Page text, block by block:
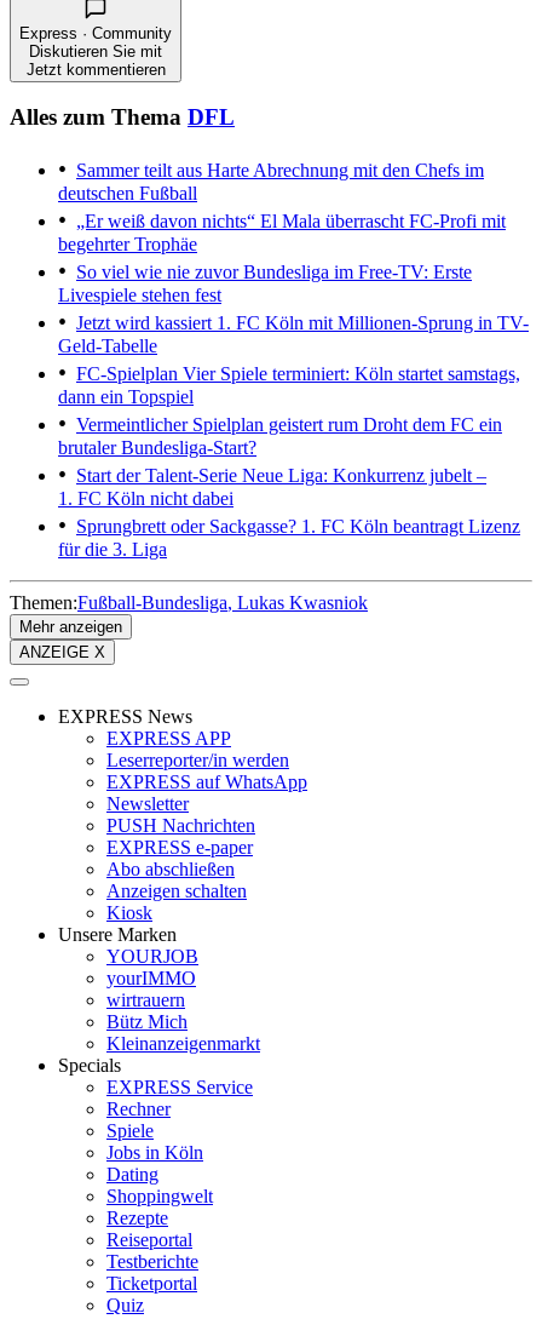
Express · Community
Diskutieren Sie mit
Jetzt kommentieren
Alles zum Thema DFL
Sammer teilt aus Harte Abrechnung mit den Chefs im
deutschen Fußball
„Er weiß davon nichts“ El Mala überrascht FC-Profi mit
begehrter Trophäe
So viel wie nie zuvorBundesliga im Free-TV: Erste
Livespiele stehen fest
Jetzt wird kassiert 1. FC Köln mit Millionen-Sprung in TV-
Geld-Tabelle
FC-Spielplan Vier Spiele terminiert: Köln startet samstags,
dann ein Topspiel
Vermeintlicher Spielplan geistert rum Droht dem FC ein
brutaler Bundesliga-Start?
Start der Talent-Serie Neue Liga: Konkurrenz jubelt –
1. FC Köln nicht dabei
Sprungbrett oder Sackgasse? 1. FC Köln beantragt Lizenz
für die 3. Liga
Themen:Fußball-Bundesliga Lukas Kwasniok
Mehr anzeigen
ANZEIGE X
EXPRESS News
EXPRESS APP
Leserreporter/in werden
EXPRESS auf WhatsApp
Newsletter
PUSH Nachrichten
EXPRESS e-paper
Abo abschließen
Anzeigen schalten
Kiosk
Unsere Marken
YOURJOB
yourIMMO
wirtrauern
Bütz Mich
Kleinanzeigenmarkt
Specials
EXPRESS Service
Rechner
Spiele
Jobs in Köln
Dating
Shoppingwelt
Rezepte
Reiseportal
Testberichte
Ticketportal
Quiz